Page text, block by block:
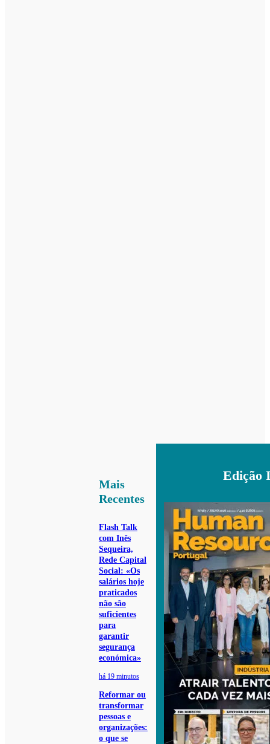
Mais
Recentes
Flash Talk
com Inês
Sequeira,
Rede Capital
Social: «Os
salários hoje
praticados
não são
suficientes
para
garantir
segurança
económica»
há 19 minutos
Reformar ou
transformar
pessoas e
organizações:
o que se
Edição